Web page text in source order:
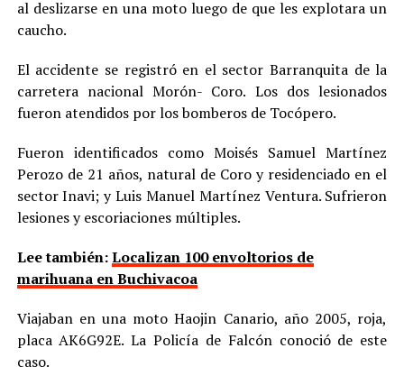
al deslizarse en una moto luego de que les explotara un
caucho.
El accidente se registró en el sector Barranquita de la
carretera nacional Morón- Coro. Los dos lesionados
fueron atendidos por los bomberos de Tocópero.
Fueron identificados como Moisés Samuel Martínez
Perozo de 21 años, natural de Coro y residenciado en el
sector Inavi; y Luis Manuel Martínez Ventura. Sufrieron
lesiones y escoriaciones múltiples.
Lee también:Localizan 100 envoltorios de
marihuana en Buchivacoa
Viajaban en una moto Haojin Canario, año 2005, roja,
placa AK6G92E. La Policía de Falcón conoció de este
caso.